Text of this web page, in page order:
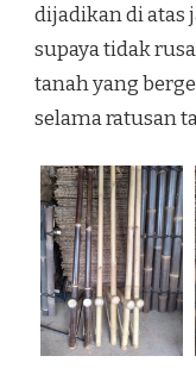
dijadikan di
supaya tidak
tanah yang
selama ratusan